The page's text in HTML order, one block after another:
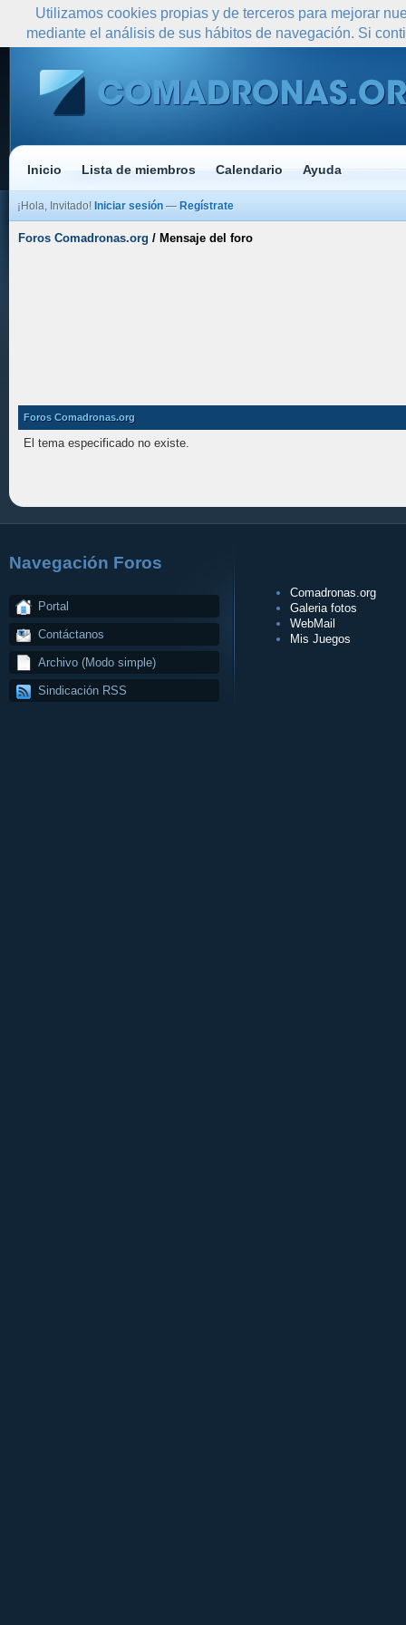
Inicio Lista de miembros Calendario Ayuda
¡Hola, Invitado! Iniciar sesión — Regístrate
Foros Comadronas.org / Mensaje del foro
Foros Comadronas.org
El tema especificado no existe.
Navegación Foros
Portal
Contáctanos
Archivo (Modo simple)
Sindicación RSS
Comadronas.org
Galeria fotos
WebMail
Mis Juegos
Utilizamos cookies propias y de terceros para mejorar
mediante el análisis de sus hábitos de navegación. Si